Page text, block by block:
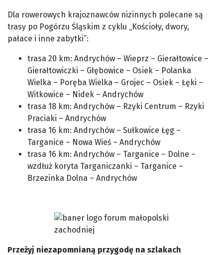
Dla rowerowych krajoznawców nizinnych polecane są
trasy po Pogórzu Śląskim z cyklu „Kościoły, dwory,
pałace i inne zabytki”:
trasa 20 km: Andrychów – Wieprz – Gierałtowice –
Gierałtowiczki – Głębowice – Osiek – Polanka
Wielka – Poręba Wielka – Grojec – Osiek – Łęki –
Witkowice – Nidek – Andrychów
trasa 18 km: Andrychów – Rzyki Centrum – Rzyki
Praciaki – Andrychów
trasa 16 km: Andrychów – Sułkowice Łęg –
Targanice – Nowa Wieś – Andrychów
trasa 16 km: Andrychów – Targanice – Dolne –
wzdłuż koryta Targaniczanki – Targanice –
Brzezinka Dolna – Andrychów
Przeżyj niezapomnianą przygodę na szlakach